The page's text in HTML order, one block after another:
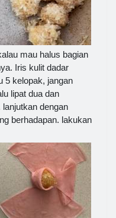
mau halus bagian
Iris kulit dadar
5 kelopak, jangan
lipat dua dan
dengan
berhadapan. lakukan